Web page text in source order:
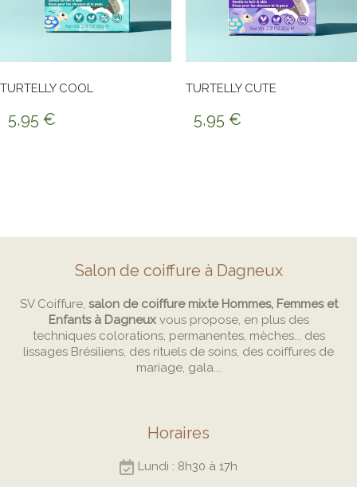
TURTELLY COOL
5,95 €
TURTELLY CUTE
5,95 €
Salon de coiffure à Dagneux
SV Coiffure, salon de coiffure mixte Hommes, Femmes et
Enfants à Dagneuxvous propose, en plus des
techniques colorations, permanentes, mèches... des
lissages Brésiliens, des rituels de soins, des coiffures de
mariage, gala...
Horaires
Lundi : 8h30 à 17h